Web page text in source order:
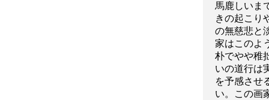
馬鹿しいま
きの起こり
の無慈悲と
家はこのよ
朴でやや稚
いの道行は
を予感させ
い。この画